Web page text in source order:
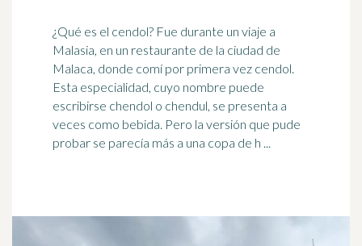
¿Qué es el cendol? Fue durante un viaje a
Malasia, en un restaurante de la ciudad de
Malaca, donde comí por primera vez cendol.
Esta especialidad, cuyo nombre puede
escribirse chendol o chendul, se presenta a
veces como bebida. Pero la versión que pude
probar se parecía más a una copa de h ...